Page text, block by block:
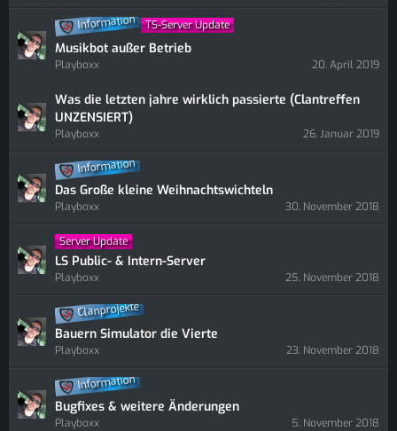
Information TS-Server Update
Musikbot außer Betrieb
Playboxx 20. April 2019
Was die letzten jahre wirklich passierte (Clantreffen
UNZENSIERT)
Playboxx 26. Januar 2019
Information
Das Große kleine Weihnachtswichteln
Playboxx 30. November 2018
Server Update
LS Public- & Intern-Server
Playboxx 25. November 2018
Clanprojekte
Bauern Simulator die Vierte
Playboxx 23. November 2018
Information
Bugfixes & weitere Änderungen
Playboxx 5. November 2018